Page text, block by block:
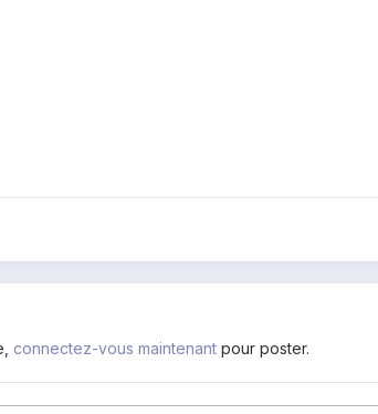
connectez-vous maintenant pour poster.